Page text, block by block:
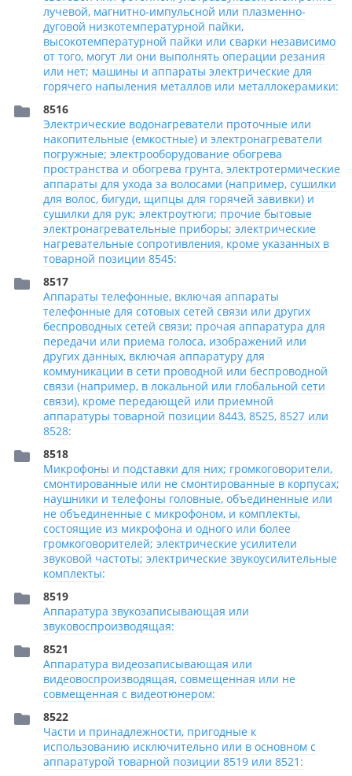
лучевой, магнитно-импульсной или плазменно-
дуговой низкотемпературной пайки,
высокотемпературной пайки или сварки независимо
от того, могут ли они выполнять операции резания
или нет; машины и аппараты электрические для
горячего напыления металлов или металлокерамики:
8516
Электрические водонагреватели проточные или
накопительные (емкостные) и электронагреватели
погружные; электрооборудование обогрева
пространства и обогрева грунта, электротермические
аппараты для ухода за волосами (например, сушилки
для волос, бигуди, щипцы для горячей завивки) и
сушилки для рук; электроутюги; прочие бытовые
электронагревательные приборы; электрические
нагревательные сопротивления, кроме указанных в
товарной позиции 8545:
8517
Аппараты телефонные, включая аппараты
телефонные для сотовых сетей связи или других
беспроводных сетей связи; прочая аппаратура для
передачи или приема голоса, изображений или
других данных, включая аппаратуру для
коммуникации в сети проводной или беспроводной
связи (например, в локальной или глобальной сети
связи), кроме передающей или приемной
аппаратуры товарной позиции 8443, 8525, 8527 или
8528:
8518
Микрофоны и подставки для них; громкоговорители,
смонтированные или не смонтированные в корпусах;
наушники и телефоны головные, объединенные или
не объединенные с микрофоном, и комплекты,
состоящие из микрофона и одного или более
громкоговорителей; электрические усилители
звуковой частоты; электрические звукоусилительные
комплекты:
8519
Аппаратура звукозаписывающая или
звуковоспроизводящая:
8521
Аппаратура видеозаписывающая или
видеовоспроизводящая, совмещенная или не
совмещенная с видеотюнером:
8522
Части и принадлежности, пригодные к
использованию исключительно или в основном с
аппаратурой товарной позиции 8519 или 8521: